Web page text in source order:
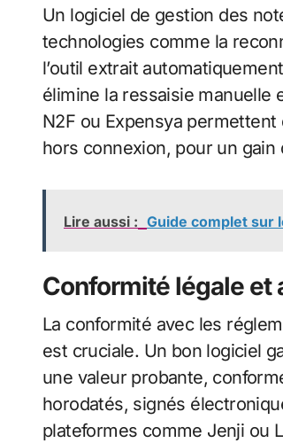
Un logiciel de gestion des
technologies comme la
l’outil extrait
élimine la ressaisie manuelle
N2F ou Expensya
hors connexion, pour un
Lire aussi : Guide complet sur
Conformité légale et
La conformité avec les
est cruciale. Un bon logiciel
une valeur probante,
horodatés, signés
plateformes comme Jenji ou